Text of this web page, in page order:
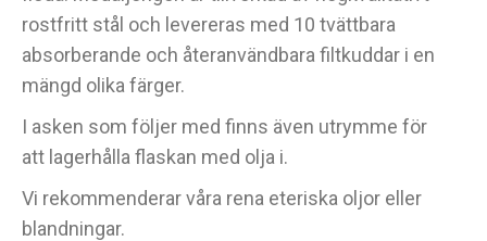
rostfritt stål och levereras med 10 tvättbara
absorberande och återanvändbara filtkuddar i en
mängd olika färger.
I asken som följer med finns även utrymme för
att lagerhålla flaskan med olja i.
Vi rekommenderar våra rena eteriska oljor eller
blandningar.